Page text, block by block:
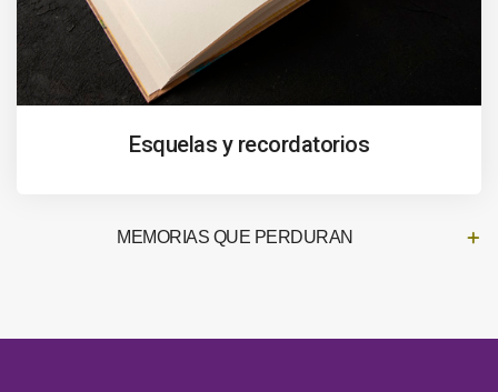
Esquelas y recordatorios
MEMORIAS QUE PERDURAN